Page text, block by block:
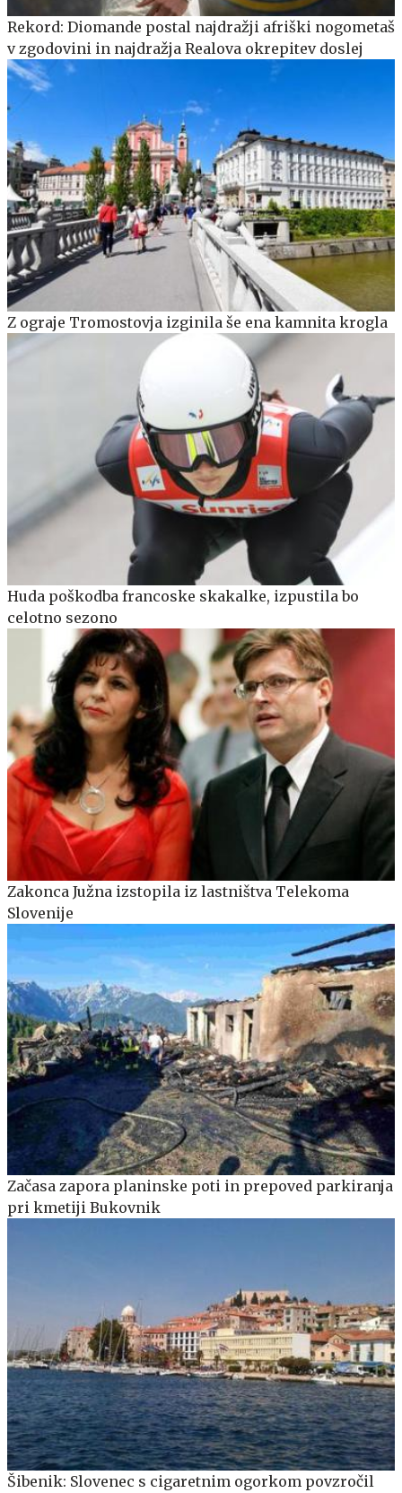
Rekord: Diomande postal najdražji afriški nogometaš
v zgodovini in najdražja Realova okrepitev doslej
Z ograje Tromostovja izginila še ena kamnita krogla
Huda poškodba francoske skakalke, izpustila bo
celotno sezono
Zakonca Južna izstopila iz lastništva Telekoma
Slovenije
Začasa zapora planinske poti in prepoved parkiranja
pri kmetiji Bukovnik
Šibenik: Slovenec s cigaretnim ogorkom povzročil